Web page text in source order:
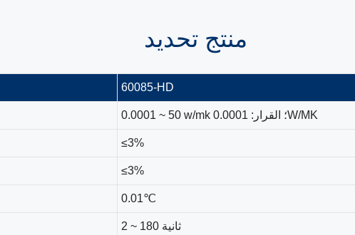
منتجتحديد
60085-HD
0.0001 ~ 50 w/mk ؛ القرار: 0.0001W/MK
≤3%
≤3%
0.01℃
2 ~ 180 ثانية